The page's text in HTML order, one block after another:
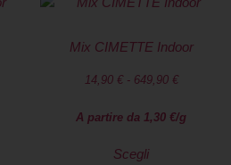
Mix CIMETTE Indoor
14,90 € - 649,90 €
A partire da 1,30 €/g
Scegli